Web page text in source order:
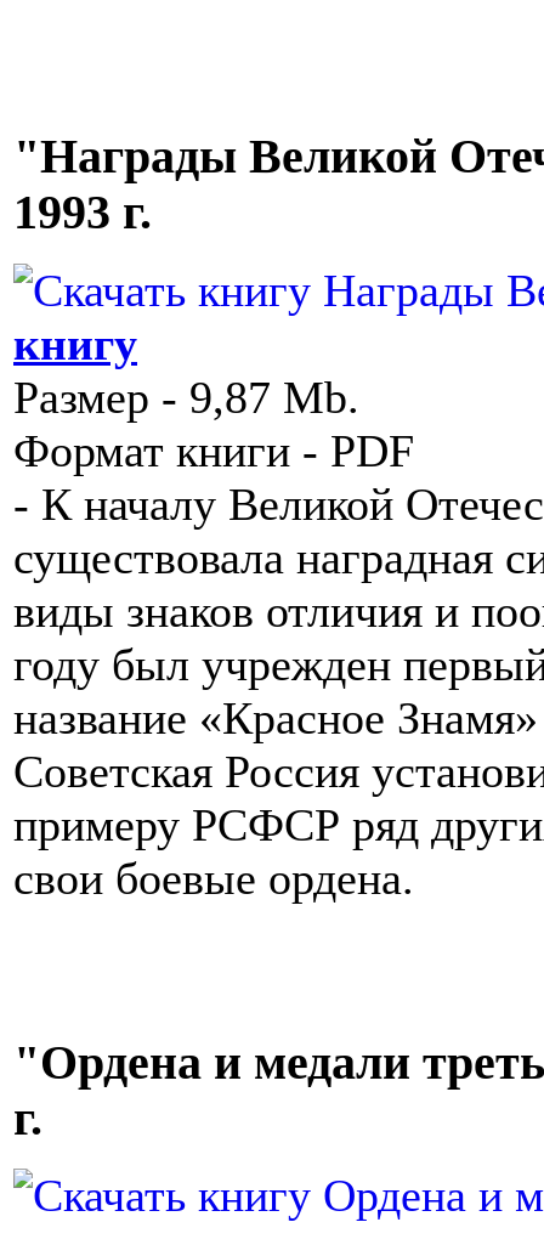
"Награды Великой
1993 г.
книгу
Размер - 9,87 Mb.
Формат книги - PDF
- К началу Великой
существовала наградная
виды знаков отличия и
году был учрежден
название «Красное
Советская Россия
примеру РСФСР ряд
свои боевые ордена.
"Ордена и медали
г.